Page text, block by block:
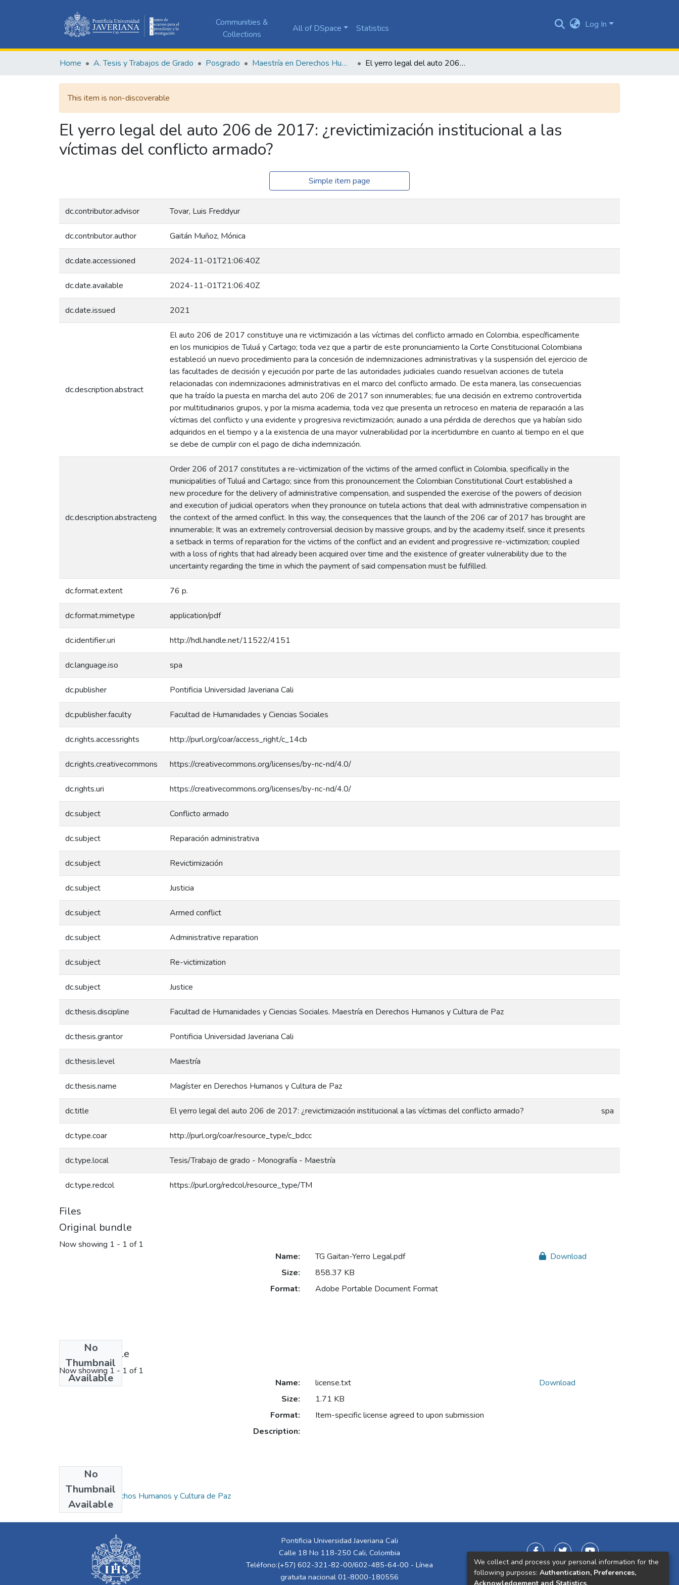
Communities &
Collections
All of DSpace Statistics Log In
Home A. Tesis y Trabajos de Grado Posgrado Maestría en Derechos Humanos y Cultura de Paz El yerro legal del auto 206 de 2017: ¿revictimización institucional a las víctimas del conflicto armado?
This item is non-discoverable
El yerro legal del auto 206 de 2017: ¿revictimización institucional a las
víctimas del conflicto armado?
Simple item page
dc.contributor.advisor Tovar, Luis Freddyur
dc.contributor.author Gaitán Muñoz, Mónica
dc.date.accessioned 2024-11-01T21:06:40Z
dc.date.available 2024-11-01T21:06:40Z
dc.date.issued 2021
dc.description.abstract
El auto 206 de 2017 constituye una re victimización a las víctimas del conflicto armado en Colombia, específicamente
en los municipios de Tuluá y Cartago; toda vez que a partir de este pronunciamiento la Corte Constitucional Colombiana
estableció un nuevo procedimiento para la concesión de indemnizaciones administrativas y la suspensión del ejercicio de
las facultades de decisión y ejecución por parte de las autoridades judiciales cuando resuelvan acciones de tutela
relacionadas con indemnizaciones administrativas en el marco del conflicto armado. De esta manera, las consecuencias
que ha traído la puesta en marcha del auto 206 de 2017 son innumerables; fue una decisión en extremo controvertida
por multitudinarios grupos, y por la misma academia, toda vez que presenta un retroceso en materia de reparación a las
víctimas del conflicto y una evidente y progresiva revictimización; aunado a una pérdida de derechos que ya habían sido
adquiridos en el tiempo y a la existencia de una mayor vulnerabilidad por la incertidumbre en cuanto al tiempo en el que
se debe de cumplir con el pago de dicha indemnización.
dc.description.abstracteng
Order 206 of 2017 constitutes a re-victimization of the victims of the armed conflict in Colombia, specifically in the
municipalities of Tuluá and Cartago; since from this pronouncement the Colombian Constitutional Court established a
new procedure for the delivery of administrative compensation, and suspended the exercise of the powers of decision
and execution of judicial operators when they pronounce on tutela actions that deal with administrative compensation in
the context of the armed conflict. In this way, the consequences that the launch of the 206 car of 2017 has brought are
innumerable; It was an extremely controversial decision by massive groups, and by the academy itself, since it presents
a setback in terms of reparation for the victims of the conflict and an evident and progressive re-victimization; coupled
with a loss of rights that had already been acquired over time and the existence of greater vulnerability due to the
uncertainty regarding the time in which the payment of said compensation must be fulfilled.
dc.format.extent 76 p.
dc.format.mimetype application/pdf
dc.identifier.uri http://hdl.handle.net/11522/4151
dc.language.iso spa
dc.publisher Pontificia Universidad Javeriana Cali
dc.publisher.faculty Facultad de Humanidades y Ciencias Sociales
dc.rights.accessrights http://purl.org/coar/access_right/c_14cb
dc.rights.creativecommons https://creativecommons.org/licenses/by-nc-nd/4.0/
dc.rights.uri https://creativecommons.org/licenses/by-nc-nd/4.0/
dc.subject Conflicto armado
dc.subject Reparación administrativa
dc.subject Revictimización
dc.subject Justicia
dc.subject Armed conflict
dc.subject Administrative reparation
dc.subject Re-victimization
dc.subject Justice
dc.thesis.discipline Facultad de Humanidades y Ciencias Sociales. Maestría en Derechos Humanos y Cultura de Paz
dc.thesis.grantor Pontificia Universidad Javeriana Cali
dc.thesis.level Maestría
dc.thesis.name Magíster en Derechos Humanos y Cultura de Paz
dc.title El yerro legal del auto 206 de 2017: ¿revictimización institucional a las víctimas del conflicto armado? spa
dc.type.coar http://purl.org/coar/resource_type/c_bdcc
dc.type.local Tesis/Trabajo de grado - Monografía - Maestría
dc.type.redcol https://purl.org/redcol/resource_type/TM
Files
Original bundle
Now showing 1 - 1 of 1
No
Thumbnail
Available
Name:
TG Gaitan-Yerro Legal.pdf
Size:
858.37 KB
Format:
Adobe Portable Document Format
Download
License bundle
Now showing 1 - 1 of 1
No
Thumbnail
Available
Name:
license.txt
Size:
1.71 KB
Format:
Item-specific license agreed to upon submission
Description:
Download
Collections
Maestría en Derechos Humanos y Cultura de Paz
Pontificia Universidad Javeriana Cali
Calle 18 No 118-250 Cali, Colombia
Teléfono:(+57) 602-321-82-00/602-485-64-00 - Línea
gratuita nacional 01-8000-180556
We collect and process your personal information for the
following purposes: Authentication, Preferences,